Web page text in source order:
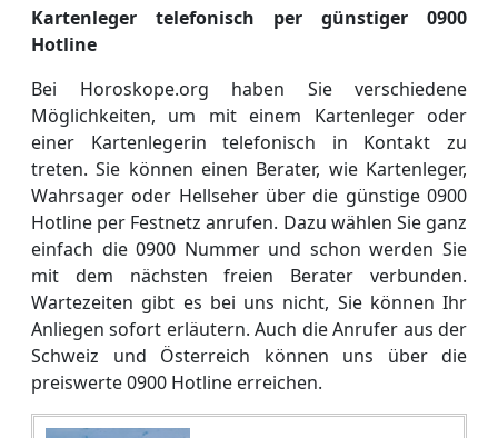
Kartenleger telefonisch per günstiger 0900
Hotline
Bei Horoskope.org haben Sie verschiedene
Möglichkeiten, um mit einem Kartenleger oder
einer Kartenlegerin telefonisch in Kontakt zu
treten. Sie können einen Berater, wie Kartenleger,
Wahrsager oder Hellseher über die günstige 0900
Hotline per Festnetz anrufen. Dazu wählen Sie ganz
einfach die 0900 Nummer und schon werden Sie
mit dem nächsten freien Berater verbunden.
Wartezeiten gibt es bei uns nicht, Sie können Ihr
Anliegen sofort erläutern. Auch die Anrufer aus der
Schweiz und Österreich können uns über die
preiswerte 0900 Hotline erreichen.